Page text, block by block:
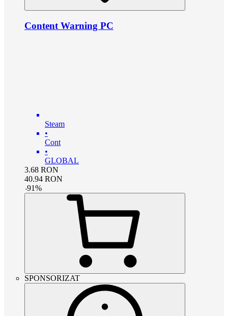
Content Warning PC
Steam
•
Cont
•
GLOBAL
3.68 RON
40.94 RON
-91%
SPONSORIZAT